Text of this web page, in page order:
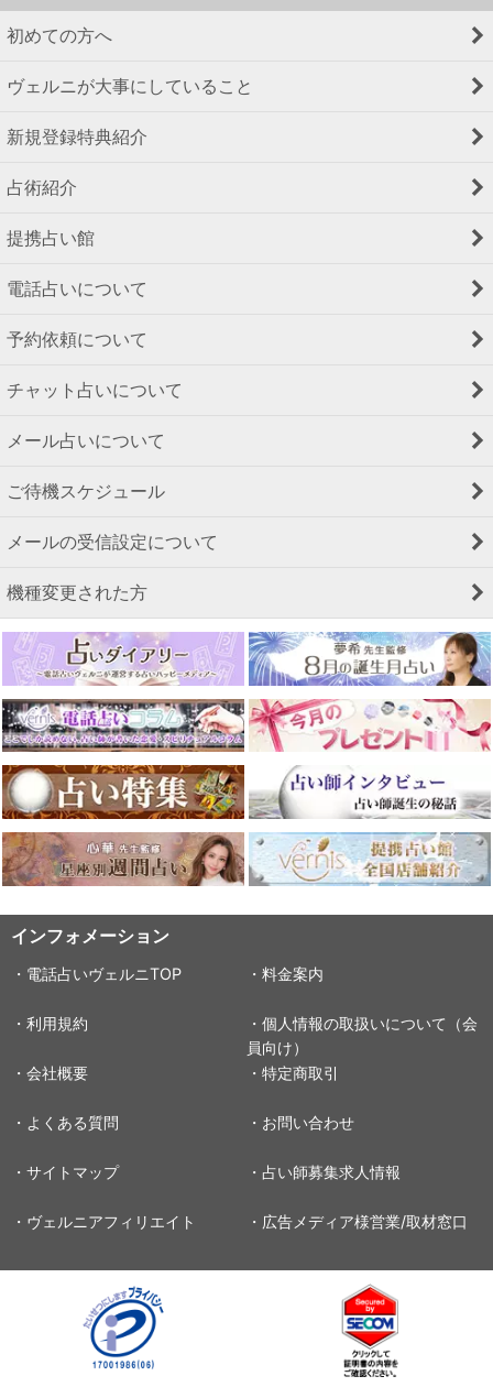
初めての方へ
ヴェルニが大事にしていること
新規登録特典紹介
占術紹介
提携占い館
電話占いについて
予約依頼について
チャット占いについて
メール占いについて
ご待機スケジュール
メールの受信設定について
機種変更された方
インフォメーション
・電話占いヴェルニTOP ・料金案内
・利用規約
・個人情報の取扱いについて（会
員向け）
・会社概要
・特定商取引
・よくある質問 ・お問い合わせ
・サイトマップ ・占い師募集求人情報
・ヴェルニアフィリエイト ・広告メディア様営業/取材窓口